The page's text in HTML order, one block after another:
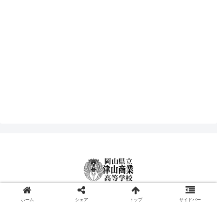
© 2000-2026 津山商業高等学校.
ホーム シェア トップ サイドバー